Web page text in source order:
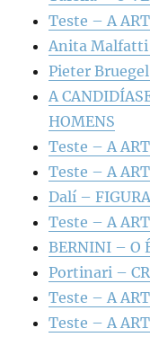
Teste – A
Anita Malfatti
Pieter
A
HOMENS
Teste – A
Teste – A
Dalí –
Teste – A
BERNINI – O
Portinari –
Teste – A
Teste – A